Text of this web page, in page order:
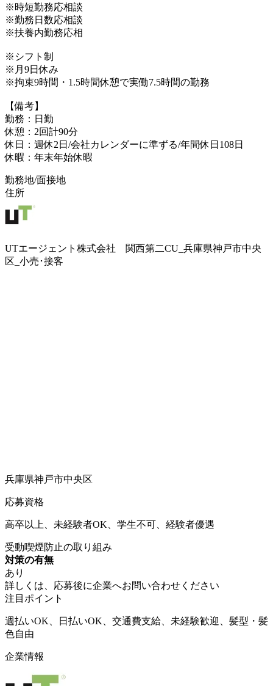
※時短勤務応相談
※勤務日数応相談
※扶養内勤務応相
※シフト制
※月9日休み
※拘束9時間・1.5時間休憩で実働7.5時間の勤務
【備考】
勤務：日勤
休憩：2回計90分
休日：週休2日/会社カレンダーに準ずる/年間休日108日
休暇：年末年始休暇
勤務地/面接地
住所
UTエージェント株式会社 関西第二CU_兵庫県神戸市中央
区_小売･接客
兵庫県神戸市中央区
応募資格
高卒以上、未経験者OK、学生不可、経験者優遇
受動喫煙防止の取り組み
対策の有無
あり
詳しくは、応募後に企業へお問い合わせください
注目ポイント
週払いOK、日払いOK、交通費支給、未経験歓迎、髪型・髪
色自由
企業情報